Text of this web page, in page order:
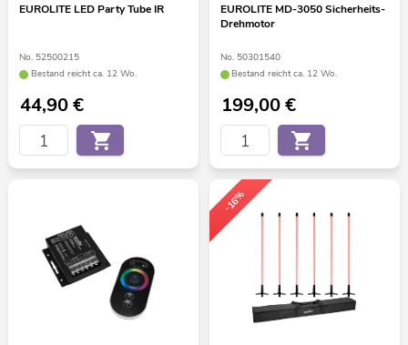
EUROLITE LED Party Tube IR
No. 52500215
Bestand reicht ca. 12 Wo.
44,90€
EUROLITE MD-3050 Sicherheits-
Drehmotor
No. 50301540
Bestand reicht ca. 12 Wo.
199,00€
-16%